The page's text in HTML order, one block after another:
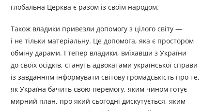
глобальна Церква є разом із своїм народом.
Також владики привезли допомогу з цілого світу —
і не тільки матеріальну. Це допомога, яка є простором
обміну дарами. І тепер владики, виїхавши з України
до своїх осідків, стануть адвокатами української справи
із завданням інформувати світову громадськість про те,
як Україна бачить свою перемогу, яким чином готує
мирний план, про який сьогодні дискутується, яким